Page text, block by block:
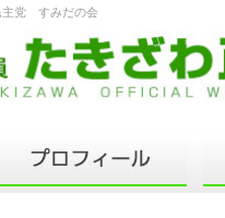
主党 すみだの会